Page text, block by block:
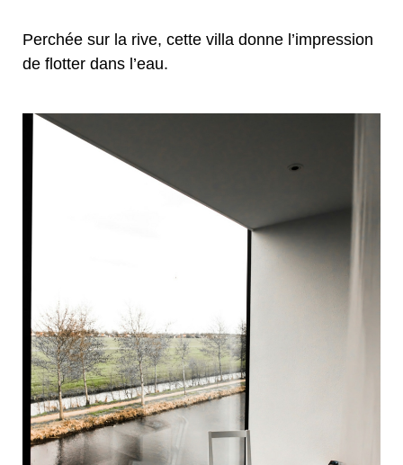
Perchée sur la rive, cette villa donne l’impression
de flotter dans l’eau.